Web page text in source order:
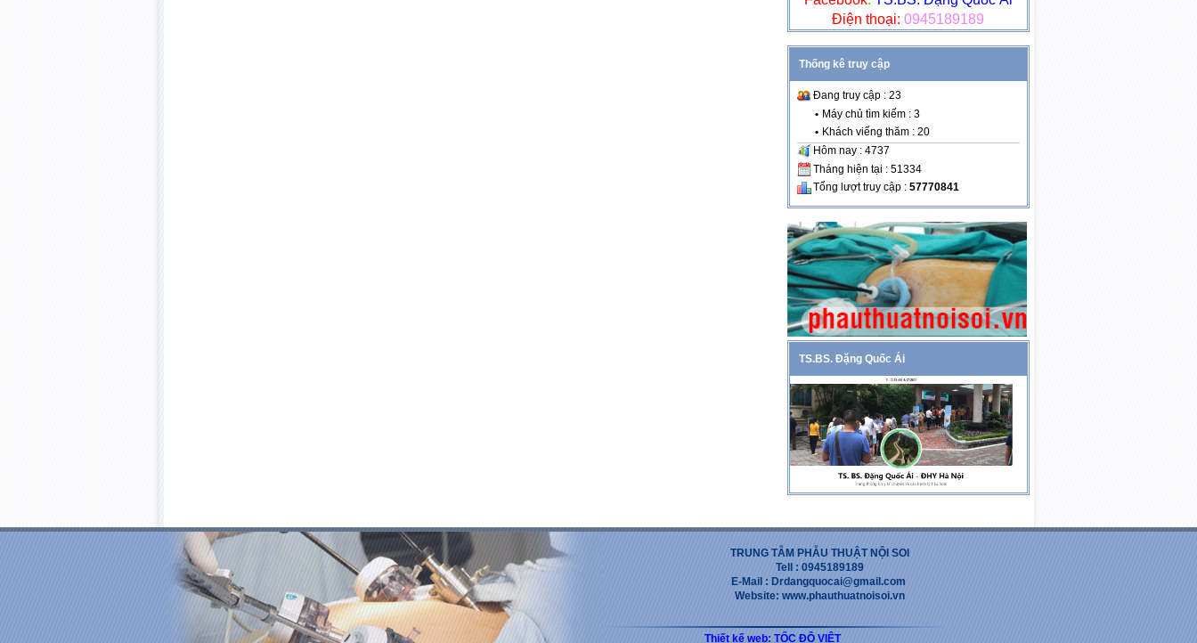
Điện thoại: 0945189189
Thống kê truy cập
Đang truy cập : 23
• Máy chủ tìm kiếm : 3
• Khách viếng thăm : 20
Hôm nay : 4737
Tháng hiện tại : 51334
Tổng lượt truy cập : 57770841
TS.BS. Đặng Quốc Ái
TRUNG TẪM PHẪU THUẬT NỘI SOI
Tell : 0945189189
E-Mail : Drdangquocai@gmail.com
Website: www.phauthuatnoisoi.vn
Thiết kế web: TỐC ĐỘ VIỆT